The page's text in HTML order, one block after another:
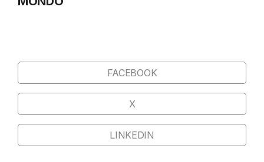
FACEBOOK
X
LINKEDIN